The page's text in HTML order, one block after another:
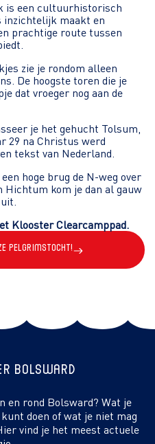
is een cultuurhistorisch
inzichtelijk maakt en
prachtige route tussen
zie je rondom alleen
De hoogste toren die je
dat vroeger nog aan de
je het gehucht Tolsum,
29 na Christus werd
tekst van Nederland.
hoge brug de N-weg over
Hichtum kom je dan al gauw
Klooster Clearcamppad.
pelgrimstocht!
Bolsward
en rond Bolsward? Wat je
doen of wat je niet mag
vind je het meest actuele